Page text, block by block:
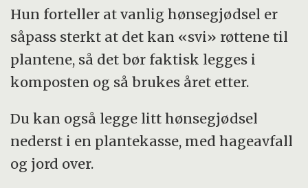
Hun forteller at vanlig hønsegjødsel er
såpass sterkt at det kan «svi» røttene til
plantene, så det bør faktisk legges i
komposten og så brukes året etter.
Du kan også legge litt hønsegjødsel
nederst i en plantekasse, med hageavfall
og jord over.